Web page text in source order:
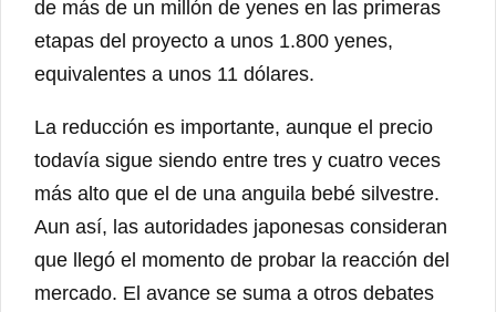
de más de un millón de yenes en las primeras
etapas del proyecto a unos 1.800 yenes,
equivalentes a unos 11 dólares.
La reducción es importante, aunque el precio
todavía sigue siendo entre tres y cuatro veces
más alto que el de una anguila bebé silvestre.
Aun así, las autoridades japonesas consideran
que llegó el momento de probar la reacción del
mercado. El avance se suma a otros debates